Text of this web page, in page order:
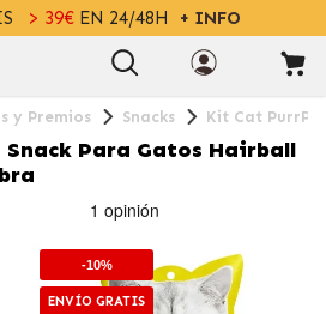
> 39€EN 24/48H + INFO
y Premios Snacks Kit Cat
Para Gatos Hairball
-10%
ENVÍO GRATIS